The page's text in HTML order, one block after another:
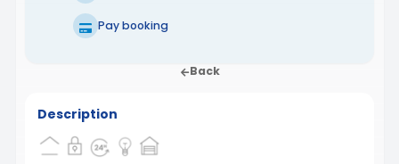
Pay booking
Back
Description